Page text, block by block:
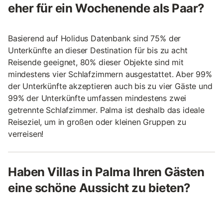
eher für ein Wochenende als Paar?
Basierend auf Holidus Datenbank sind 75% der
Unterkünfte an dieser Destination für bis zu acht
Reisende geeignet, 80% dieser Objekte sind mit
mindestens vier Schlafzimmern ausgestattet. Aber 99%
der Unterkünfte akzeptieren auch bis zu vier Gäste und
99% der Unterkünfte umfassen mindestens zwei
getrennte Schlafzimmer. Palma ist deshalb das ideale
Reiseziel, um in großen oder kleinen Gruppen zu
verreisen!
Haben Villas in Palma Ihren Gästen
eine schöne Aussicht zu bieten?